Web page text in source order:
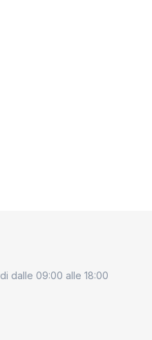
dalle 09:00 alle 18:00